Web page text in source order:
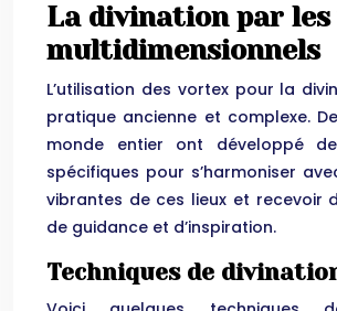
La divination par
multidimensionnels
L’utilisation des vortex pour la
pratique ancienne et complexe.
monde entier ont développé
spécifiques pour s’harmoniser
vibrantes de ces lieux et recevoir
de guidance et d’inspiration.
Techniques de